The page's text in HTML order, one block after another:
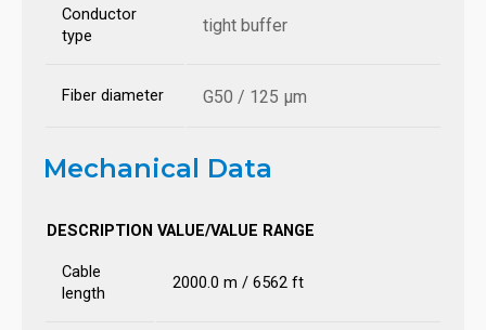
Conductor
type
tight buffer
Fiber diameter G50 / 125 µm
Mechanical Data
DESCRIPTION VALUE/VALUE RANGE
Cable
length
2000.0 m / 6562 ft